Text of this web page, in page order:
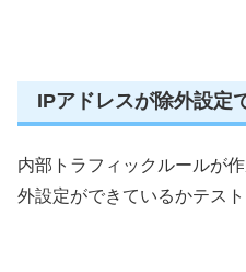
IPアドレスが除外設定
内部トラフィックルールが
外設定ができているかテスト